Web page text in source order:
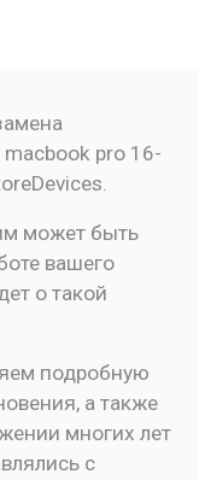
macbook pro 16-
может быть
вашего
о такой
подробную
а также
многих лет
с